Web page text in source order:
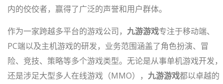
内的佼佼者，赢得了广泛的声誉和用户群体。
作为一家跨越多平台的游戏公司， 九游游戏专注于移动端、
PC端以及主机游戏的研发，业务范围涵盖了角色扮演、冒
险、竞技、策略等多个游戏类型。无论是从事单机游戏开发，
还是涉足大型多人在线游戏（MMO）， 九游游戏都以卓越的